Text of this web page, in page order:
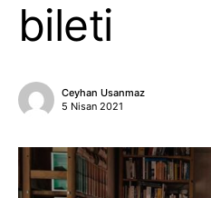
bileti
Ceyhan Usanmaz
5 Nisan 2021